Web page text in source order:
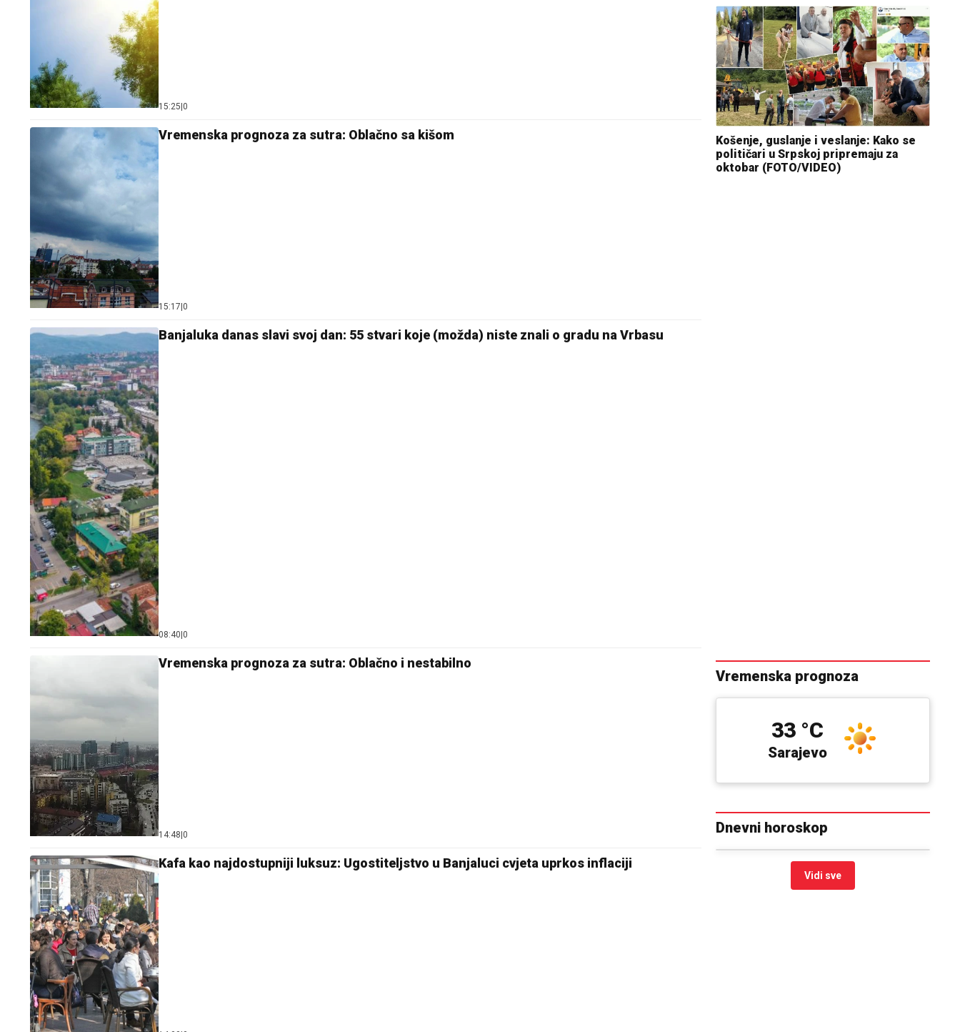
15:25 0
Vremenska prognoza za sutra: Oblačno sa kišom
15:17 0
Banjaluka danas slavi svoj dan: 55 stvari koje (možda) niste znali o gradu na Vrbasu
08:40 0
Vremenska prognoza za sutra: Oblačno i nestabilno
14:48 0
Kafa kao najdostupniji luksuz: Ugostiteljstvo u Banjaluci cvjeta uprkos inflaciji
Košenje, guslanje i veslanje: Kako se
političari u Srpskoj pripremaju za
oktobar (FOTO/VIDEO)
Vremenska prognoza
Sarajevo
33 °C
Dnevni horoskop
Vidi sve